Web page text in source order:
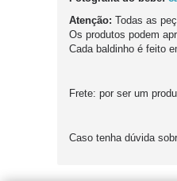
Atenção: Todas as
Os produtos podem
Cada baldinho é feito
Frete: por ser um
Caso tenha dúvida